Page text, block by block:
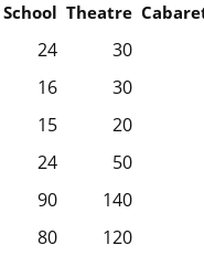
School Theatre
24 30
16 30
15 20
24 50
90 140
80 120